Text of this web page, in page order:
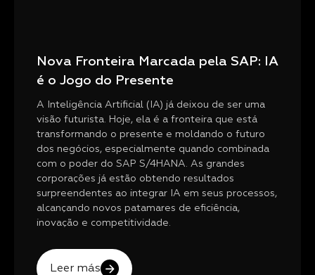
Nova Fronteira Marcada pela SAP: IA
é o Jogo do Presente
A Inteligência Artificial (IA) já deixou de ser uma
visão futurista. Hoje, ela é a fronteira que está
transformando o presente e moldando o futuro
dos negócios, especialmente quando combinada
com o poder do SAP S/4HANA. As grandes
corporações já estão obtendo resultados
surpreendentes ao integrar IA em seus processos,
alcançando novos patamares de eficiência,
inovação e competitividade.
Leer más